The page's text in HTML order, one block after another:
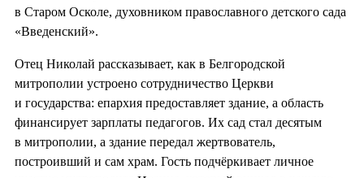
в Старом Осколе, духовником православного детского сада
«Введенский».
Отец Николай рассказывает, как в Белгородской
митрополии устроено сотрудничество Церкви
и государства: епархия предоставляет здание, а область
финансирует зарплаты педагогов. Их сад стал десятым
в митрополии, а здание передал жертвователь,
построивший и сам храм. Гость подчёркивает личное